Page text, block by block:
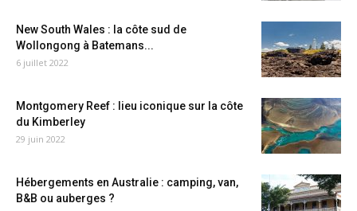
New South Wales : la côte sud de
Wollongong à Batemans...
6 juillet 2022
Montgomery Reef : lieu iconique sur la côte
du Kimberley
29 juin 2022
Hébergements en Australie : camping, van,
B&B ou auberges ?